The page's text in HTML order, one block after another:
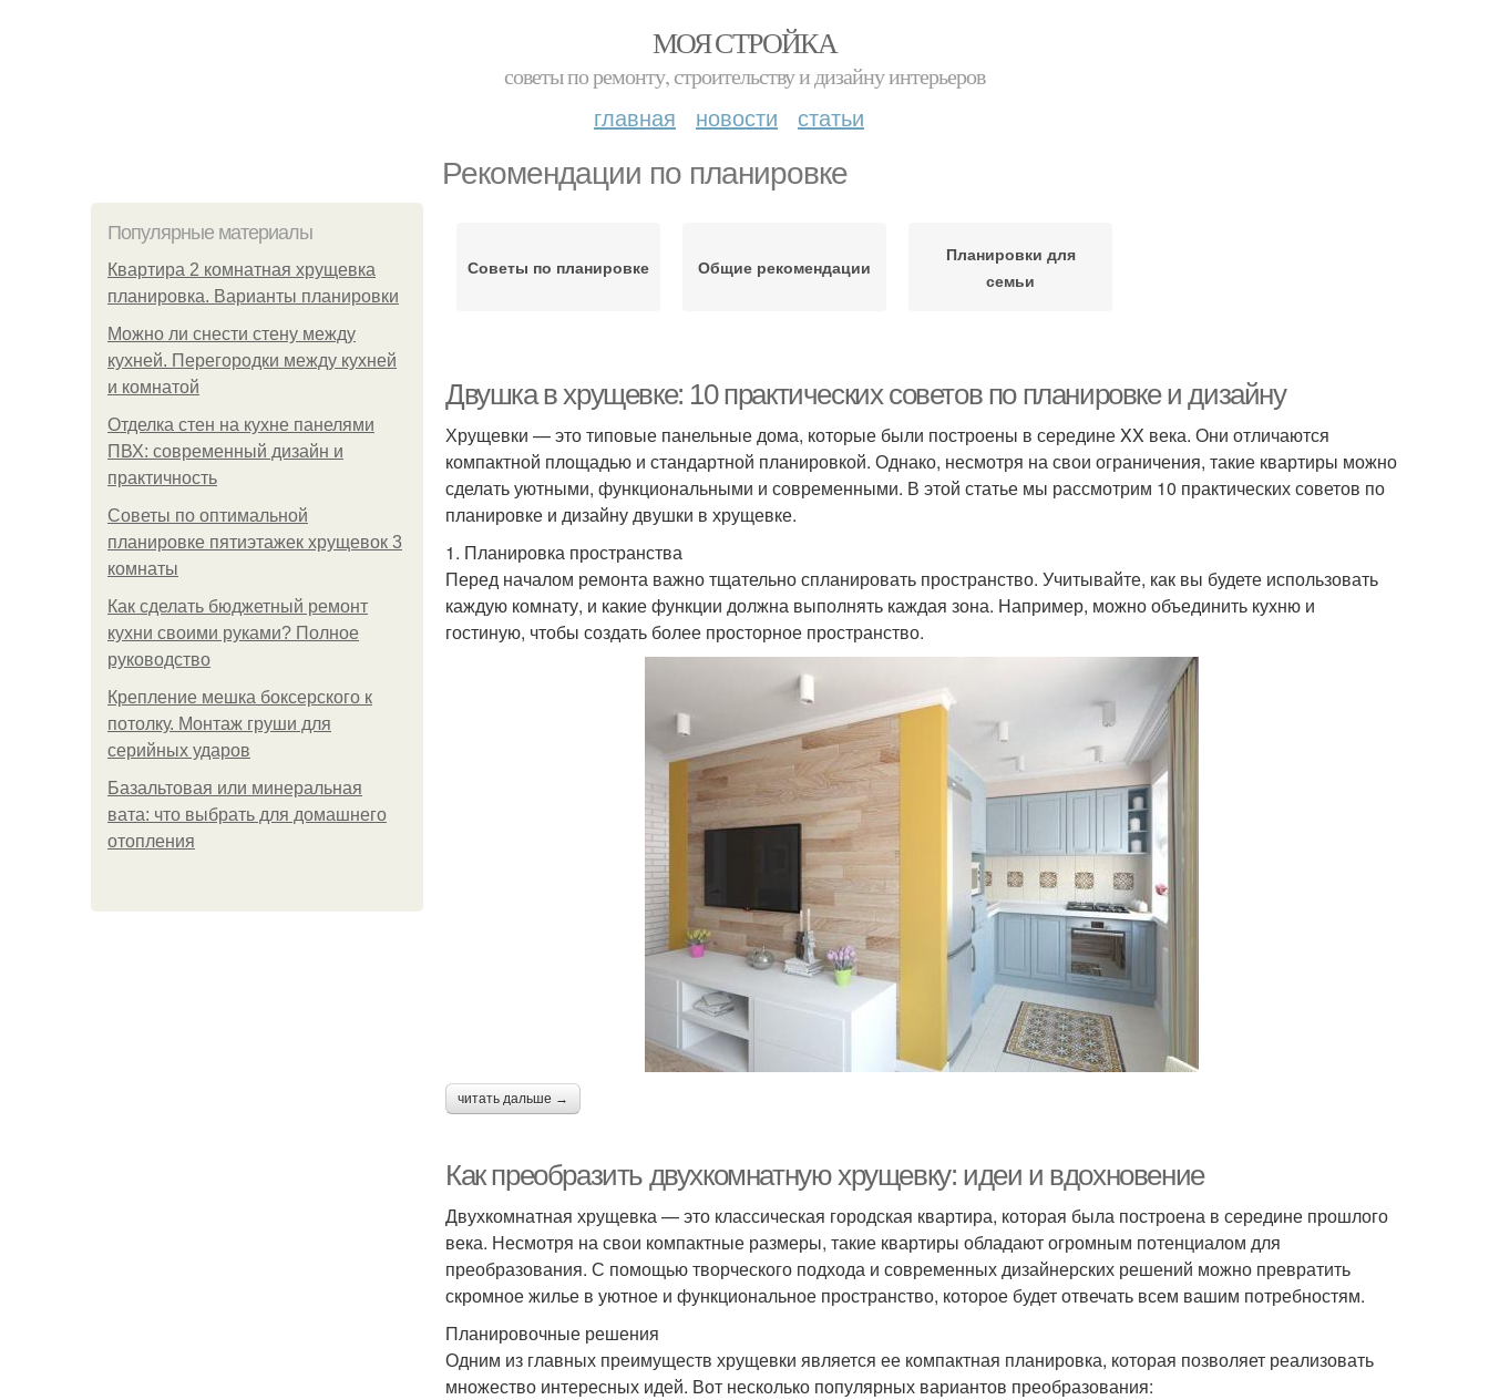
МОЯ СТРОЙКА
советы по ремонту, строительству и дизайну интерьеров
главная новости статьи
Рекомендации по планировке
Популярные материалы
Квартира 2 комнатная хрущевка
планировка. Варианты планировки
Можно ли снести стену между
кухней. Перегородки между кухней
и комнатой
Отделка стен на кухне панелями
ПВХ: современный дизайн и
практичность
Советы по оптимальной
планировке пятиэтажек хрущевок 3
комнаты
Как сделать бюджетный ремонт
кухни своими руками? Полное
руководство
Крепление мешка боксерского к
потолку. Монтаж груши для
серийных ударов
Базальтовая или минеральная
вата: что выбрать для домашнего
отопления
Советы по планировке Общие рекомендации
Планировки для
семьи
Двушка в хрущевке: 10 практических советов по планировке и дизайну
Хрущевки — это типовые панельные дома, которые были построены в середине XX века. Они отличаются
компактной площадью и стандартной планировкой. Однако, несмотря на свои ограничения, такие квартиры можно
сделать уютными, функциональными и современными. В этой статье мы рассмотрим 10 практических советов по
планировке и дизайну двушки в хрущевке.
1. Планировка пространства
Перед началом ремонта важно тщательно спланировать пространство. Учитывайте, как вы будете использовать
каждую комнату, и какие функции должна выполнять каждая зона. Например, можно объединить кухню и
гостиную, чтобы создать более просторное пространство.
читать дальше →
Как преобразить двухкомнатную хрущевку: идеи и вдохновение
Двухкомнатная хрущевка — это классическая городская квартира, которая была построена в середине прошлого
века. Несмотря на свои компактные размеры, такие квартиры обладают огромным потенциалом для
преобразования. С помощью творческого подхода и современных дизайнерских решений можно превратить
скромное жилье в уютное и функциональное пространство, которое будет отвечать всем вашим потребностям.
Планировочные решения
Одним из главных преимуществ хрущевки является ее компактная планировка, которая позволяет реализовать
множество интересных идей. Вот несколько популярных вариантов преобразования: